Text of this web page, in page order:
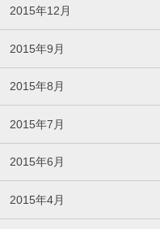
2015年12月
2015年9月
2015年8月
2015年7月
2015年6月
2015年4月